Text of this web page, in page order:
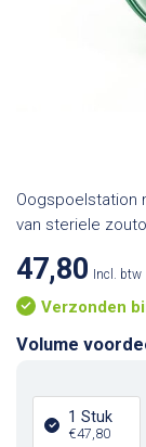
Oogspoelstation
van steriele
47,80 Incl. btw
Verzonden
Volume
1 Stuk
€47,80